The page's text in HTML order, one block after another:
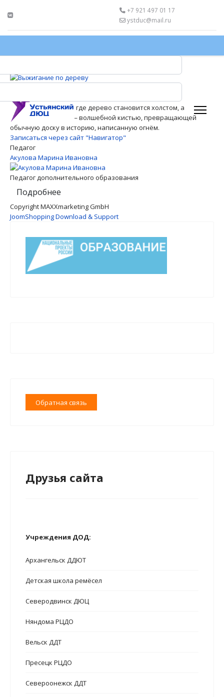
+7 921 497 01 17
ystduc@mail.ru
Путешествие в мир, где дерево становится холстом, а
раскалённое перо — волшебной кистью, превращающей
обычную доску в историю, написанную огнём.
Записаться через сайт "Навигатор"
Педагог
Акулова Марина Ивановна
Педагог дополнительного образования
Подробнее
Copyright MAXXmarketing GmbH
JoomShopping Download & Support
Обратная связь
Друзья сайта
Учреждения ДОД:
Архангельск ДДЮТ
Детская школа ремёсел
Северодвинск ДЮЦ
Няндома РЦДО
Вельск ДДТ
Пресецк РЦДО
Североонежск ДДТ